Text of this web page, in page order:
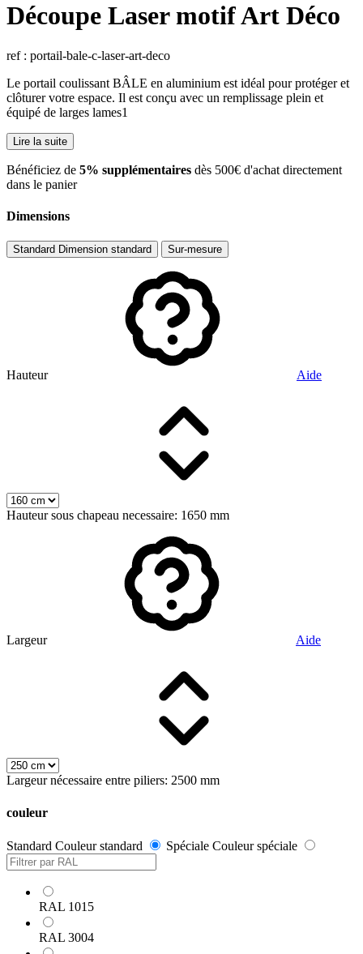
Découpe Laser motif Art Déco
ref : portail-bale-c-laser-art-deco
Le portail coulissant BÂLE en aluminium est idéal pour protéger et
clôturer votre espace. Il est conçu avec un remplissage plein et
équipé de larges lames1
Lire la suite
​Bénéficiez de 5% supplémentaires dès 500€ d'achat directement
dans le panier
Dimensions
Standard Dimension standard Sur-mesure
Hauteur Aide
Hauteur sous chapeau necessaire: 1650 mm
Largeur Aide
Largeur nécessaire entre piliers: 2500 mm
couleur
Standard Couleur standard Spéciale Couleur spéciale
RAL 1015
RAL 3004